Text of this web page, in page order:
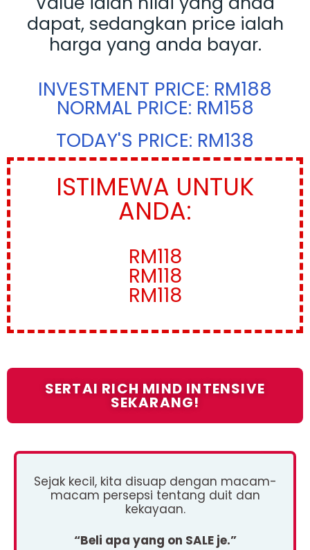
dapat, sedangkan price ialah
harga yang anda bayar.
INVESTMENT PRICE: RM188
NORMAL PRICE: RM158
TODAY'S PRICE: RM138
ISTIMEWA UNTUK
ANDA:
RM118
RM118
RM118
SERTAI RICH MIND INTENSIVE
SEKARANG!
Sejak kecil, kita disuap dengan macam-
macam persepsi tentang duit dan
kekayaan.
“Beli apa yang on SALE je.”